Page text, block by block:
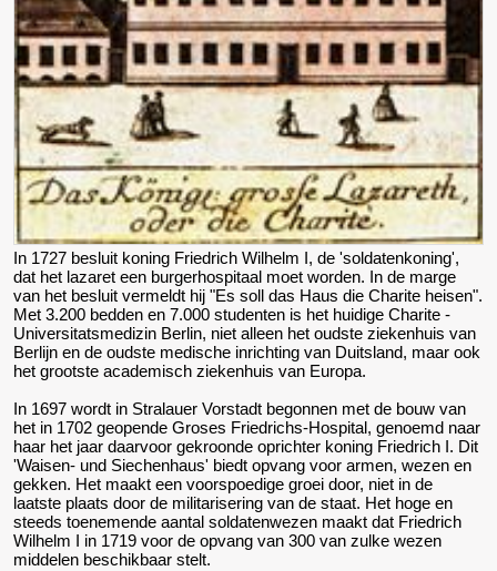
In 1727 besluit koning Friedrich Wilhelm I, de 'soldatenkoning',
dat het lazaret een burgerhospitaal moet worden. In de marge
van het besluit vermeldt hij "Es soll das Haus die Charite heisen".
Met 3.200 bedden en 7.000 studenten is het huidige Charite -
Universitatsmedizin Berlin, niet alleen het oudste ziekenhuis van
Berlijn en de oudste medische inrichting van Duitsland, maar ook
het grootste academisch ziekenhuis van Europa.
In 1697 wordt in Stralauer Vorstadt begonnen met de bouw van
het in 1702 geopende Groses Friedrichs-Hospital, genoemd naar
haar het jaar daarvoor gekroonde oprichter koning Friedrich I. Dit
'Waisen- und Siechenhaus' biedt opvang voor armen, wezen en
gekken. Het maakt een voorspoedige groei door, niet in de
laatste plaats door de militarisering van de staat. Het hoge en
steeds toenemende aantal soldatenwezen maakt dat Friedrich
Wilhelm I in 1719 voor de opvang van 300 van zulke wezen
middelen beschikbaar stelt.